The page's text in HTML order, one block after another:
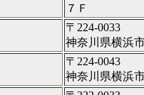
７Ｆ
〒224-0033
神奈川県横浜
〒224-0043
神奈川県横浜